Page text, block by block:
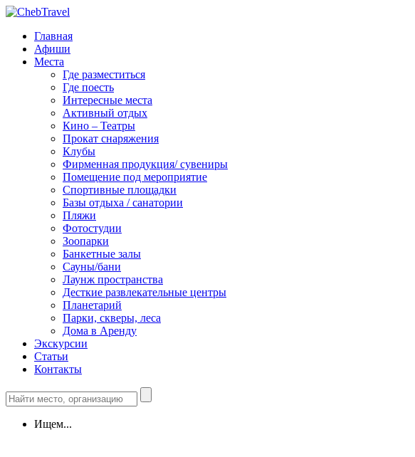
Главная
Афиши
Места
Где разместиться
Где поесть
Интересные места
Активный отдых
Кино – Театры
Прокат снаряжения
Клубы
Фирменная продукция/ сувениры
Помещение под мероприятие
Спортивные площадки
Базы отдыха / санатории
Пляжи
Фотостудии
Зоопарки
Банкетные залы
Сауны/бани
Лаунж пространства
Десткие развлекательные центры
Планетарий
Парки, скверы, леса
Дома в Аренду
Экскурсии
Статьи
Контакты
Ищем...